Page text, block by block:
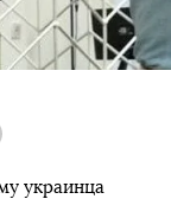
украинца